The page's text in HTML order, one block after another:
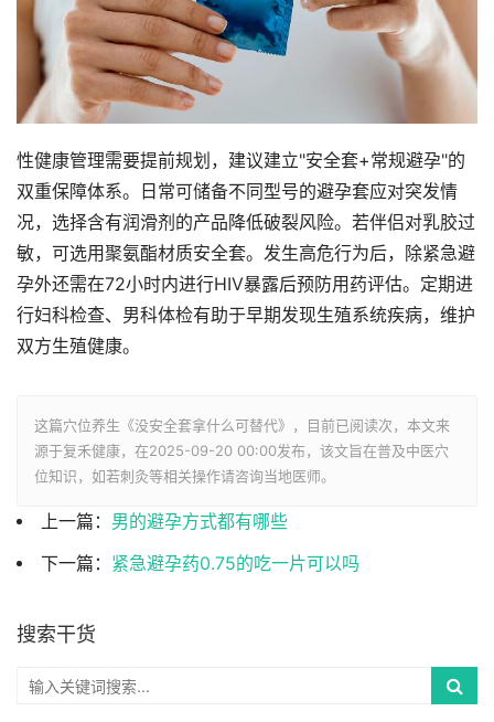
性健康管理需要提前规划，建议建立"安全套+常规避孕"的
双重保障体系。日常可储备不同型号的避孕套应对突发情
况，选择含有润滑剂的产品降低破裂风险。若伴侣对乳胶过
敏，可选用聚氨酯材质安全套。发生高危行为后，除紧急避
孕外还需在72小时内进行HIV暴露后预防用药评估。定期进
行妇科检查、男科体检有助于早期发现生殖系统疾病，维护
双方生殖健康。
这篇穴位养生《没安全套拿什么可替代》，目前已阅读次，本文来
源于复禾健康，在2025-09-20 00:00发布，该文旨在普及中医穴
位知识，如若刺灸等相关操作请咨询当地医师。
上一篇： 男的避孕方式都有哪些
下一篇： 紧急避孕药0.75的吃一片可以吗
搜索干货